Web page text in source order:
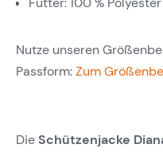
Nutze unseren
Passform:Zum
Die Schützenjacke